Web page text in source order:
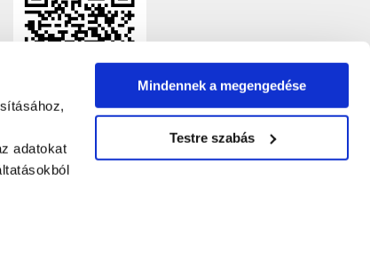
adatokat
Mindennek a megengedése
Testre szabás